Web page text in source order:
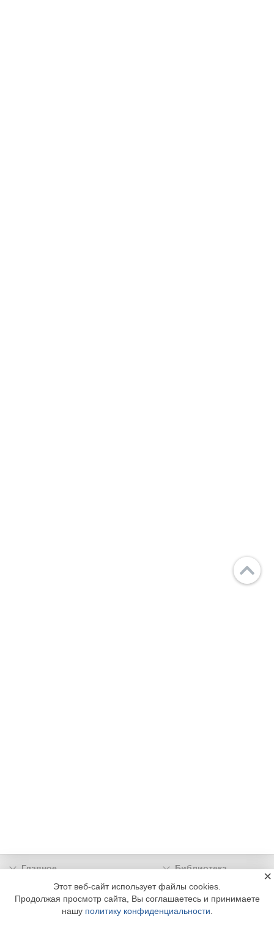
Главное
Библиотека
Подписка
Реклама
Информация
Этот веб-сайт использует файлы cookies.
Продолжая просмотр сайта, Вы соглашаетесь и принимаете
нашу политику конфиденциальности
×